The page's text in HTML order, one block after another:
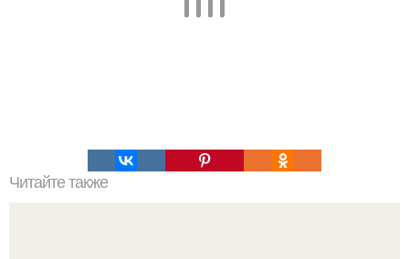
Читайте также